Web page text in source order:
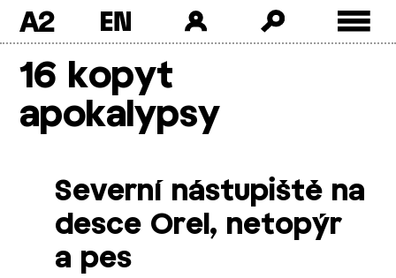
A2
16 kopyt
apokalypsy
Severní nástupiště na
desce Orel, netopýr
a pes